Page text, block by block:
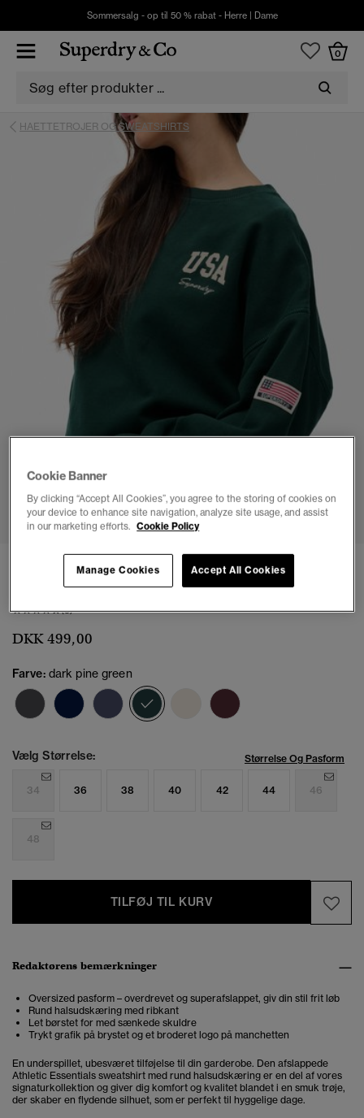
Sommersalg - op til 50 % rabat - Herre| Dame
0
HAETTETROJER OG SWEATSHIRTS
1 2 3 4 5 6
Afslappet Athletic Essentials sweatshirt med
rund halsudskæring
(3)
DKK 499,00
Farve: dark pine green
Vælg Størrelse: Størrelse Og Pasform
34 36 38 40 42 44 46
48
TILFØJ TIL KURV
Redaktørens bemærkninger
Oversized pasform – overdrevet og superafslappet, giv din stil frit løb
Rund halsudskæring med ribkant
Let børstet for med sænkede skuldre
Trykt grafik på brystet og et broderet logo på manchetten
En underspillet, ubesværet tilføjelse til din garderobe. Den afslappede
Athletic Essentials sweatshirt med rund halsudskæring er en del af vores
signaturkollektion og giver dig komfort og kvalitet blandet i en smuk trøje,
der skaber en flydende silhuet, som er perfekt til hyggelige dage.
Cookie Banner
By clicking “Accept All Cookies”, you agree to the storing of cookies on
your device to enhance site navigation, analyze site usage, and assist
in our marketing efforts. Cookie Policy
Accept All Cookies
Manage Cookies